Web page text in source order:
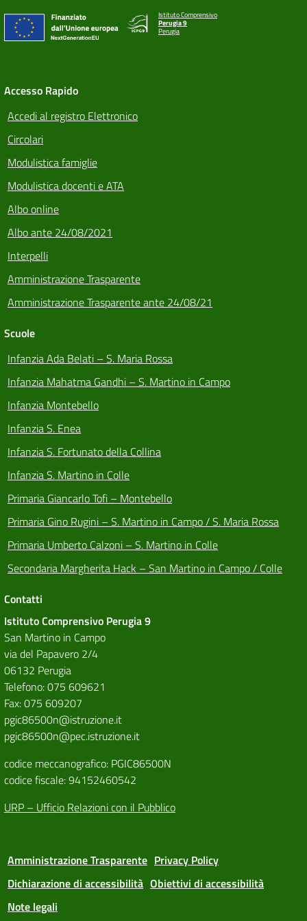
Istituto Comprensivo
Perugia 9
Perugia
Accesso Rapido
Accedi al registro Elettronico
Circolari
Modulistica famiglie
Modulistica docenti e ATA
Albo online
Albo ante 24/08/2021
Interpelli
Amministrazione Trasparente
Amministrazione Trasparente ante 24/08/21
Scuole
Infanzia Ada Belati – S. Maria Rossa
Infanzia Mahatma Gandhi – S. Martino in Campo
Infanzia Montebello
Infanzia S. Enea
Infanzia S. Fortunato della Collina
Infanzia S. Martino in Colle
Primaria Giancarlo Tofi – Montebello
Primaria Gino Rugini – S. Martino in Campo / S. Maria Rossa
Primaria Umberto Calzoni – S. Martino in Colle
Secondaria Margherita Hack – San Martino in Campo / Colle
Contatti
Istituto Comprensivo Perugia 9
San Martino in Campo
via del Papavero 2/4
06132 Perugia
Telefono: 075 609621
Fax: 075 609207
pgic86500n@istruzione.it
pgic86500n@pec.istruzione.it
codice meccanografico: PGIC86500N
codice fiscale: 94152460542
URP – Ufficio Relazioni con il Pubblico
Amministrazione Trasparente Privacy Policy
Dichiarazione di accessibilità Obiettivi di accessibilità
Note legali